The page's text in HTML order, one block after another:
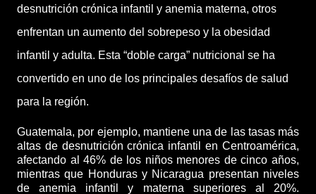
desnutrición crónica infantil y anemia materna, otros
enfrentan un aumento del sobrepeso y la obesidad
infantil y adulta. Esta “doble carga” nutricional se ha
convertido en uno de los principales desafíos de salud
para la región.
Guatemala, por ejemplo, mantiene una de las tasas más
altas de desnutrición crónica infantil en Centroamérica,
afectando al 46% de los niños menores de cinco años,
mientras que Honduras y Nicaragua presentan niveles
de anemia infantil y materna superiores al 20%.